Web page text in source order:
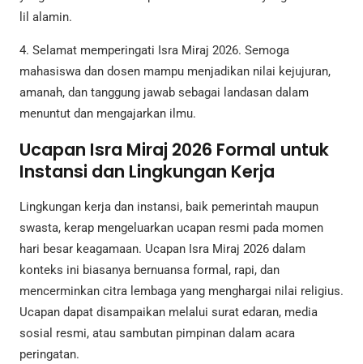
lil alamin.
4. Selamat memperingati Isra Miraj 2026. Semoga
mahasiswa dan dosen mampu menjadikan nilai kejujuran,
amanah, dan tanggung jawab sebagai landasan dalam
menuntut dan mengajarkan ilmu.
Ucapan Isra Miraj 2026 Formal untuk
Instansi dan Lingkungan Kerja
Lingkungan kerja dan instansi, baik pemerintah maupun
swasta, kerap mengeluarkan ucapan resmi pada momen
hari besar keagamaan. Ucapan Isra Miraj 2026 dalam
konteks ini biasanya bernuansa formal, rapi, dan
mencerminkan citra lembaga yang menghargai nilai religius.
Ucapan dapat disampaikan melalui surat edaran, media
sosial resmi, atau sambutan pimpinan dalam acara
peringatan.